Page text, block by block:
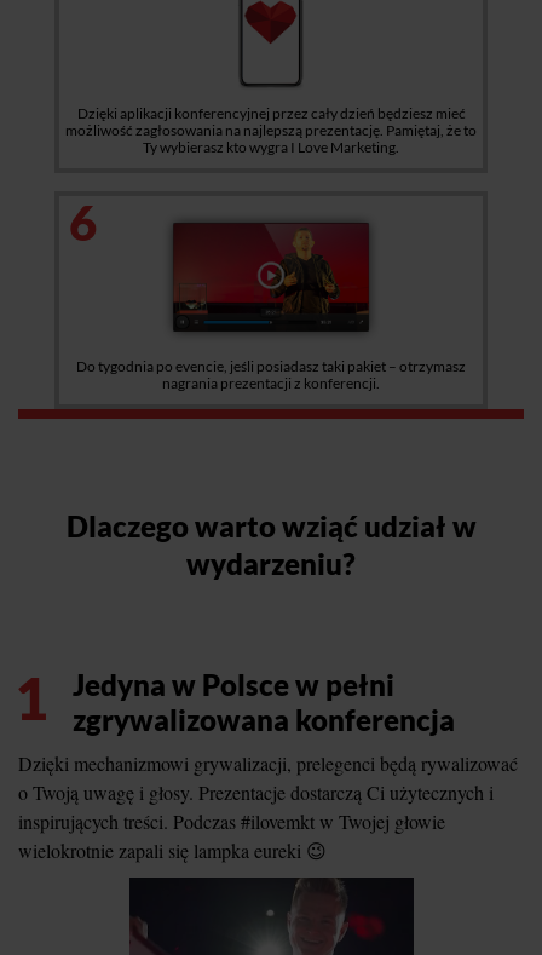
Dzięki aplikacji konferencyjnej przez cały dzień będziesz mieć
możliwość zagłosowania na najlepszą prezentację. Pamiętaj, że to
Ty wybierasz kto wygra I Love Marketing.
6
Do tygodnia po evencie, jeśli posiadasz taki pakiet – otrzymasz
nagrania prezentacji z konferencji.
Dlaczego warto wziąć udział w
wydarzeniu?
1
Jedyna w Polsce w pełni
zgrywalizowana konferencja
Dzięki mechanizmowi grywalizacji, prelegenci będą rywalizować
o Twoją uwagę i głosy. Prezentacje dostarczą Ci użytecznych i
inspirujących treści. Podczas #ilovemkt w Twojej głowie
wielokrotnie zapali się lampka eureki 😉